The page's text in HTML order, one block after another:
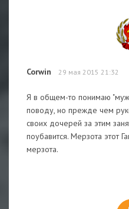
Corwin 29 мая 2015 21:32
Я в общем-то понимаю
поводу, но прежде чем
своих дочерей за этим
поубавится. Мерзота этот
мерзота.